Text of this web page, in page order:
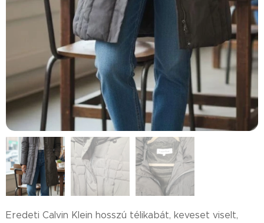
Eredeti Calvin Klein hosszú télikabát, keveset viselt,